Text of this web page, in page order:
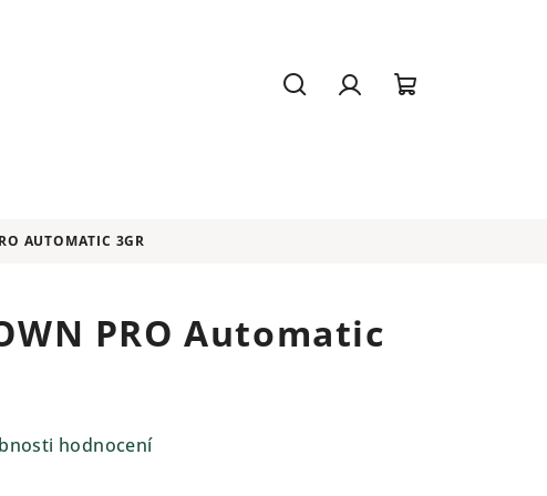
AUTOMATIC 3GR
PRO Automatic
hodnocení